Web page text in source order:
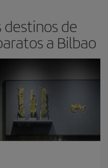
destinos de
a Bilbao